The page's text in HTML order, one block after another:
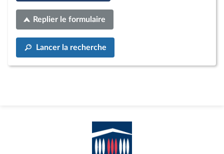
Replier le formulaire
Lancer la recherche